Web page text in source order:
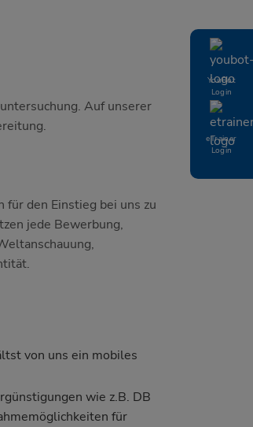
YouBot
Login
eTrainer
Login
Auf unserer
für den Einstieg bei uns zu
jede Bewerbung,
von uns ein mobiles
wie z.B. DB
für